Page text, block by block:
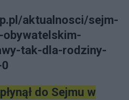
aktualnosci/sejm-
tak-dla-rodziny-
do Sejmu w